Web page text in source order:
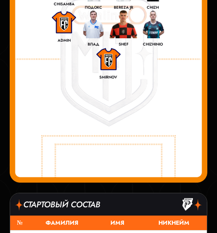
CHISAMBA
ПОДОКС BEREZA JR CHIZH
ADMIN
ВЛАД SHEF CHIZHINIO
SMIRNOV
СТАРТОВЫЙ СОСТАВ
№ ФАМИЛИЯ ИМЯ
НИКНЕЙМ